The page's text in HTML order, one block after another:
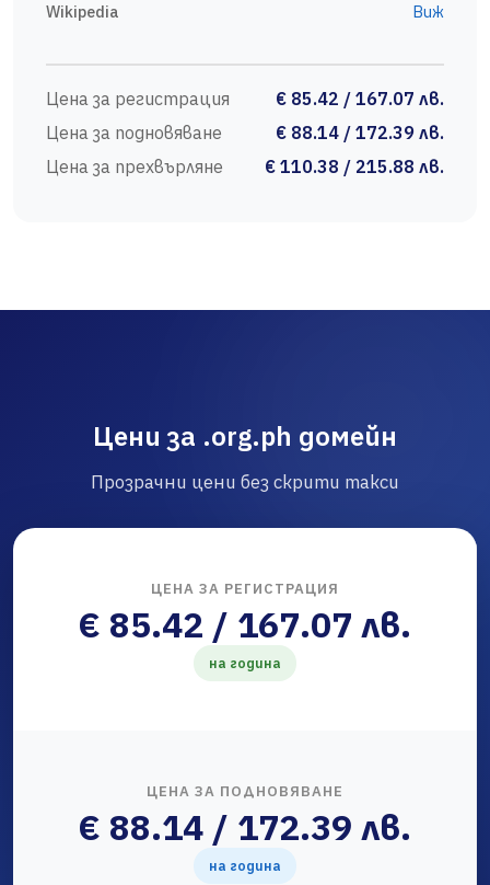
Wikipedia Виж
Цена за регистрация
€ 85.42 / 167.07 лв.
Цена за подновяване
€ 88.14 / 172.39 лв.
Цена за прехвърляне
€ 110.38 / 215.88 лв.
Цени за .org.ph домейн
Прозрачни цени без скрити такси
ЦЕНА ЗА РЕГИСТРАЦИЯ
€ 85.42 / 167.07 лв.
на година
ЦЕНА ЗА ПОДНОВЯВАНЕ
€ 88.14 / 172.39 лв.
на година